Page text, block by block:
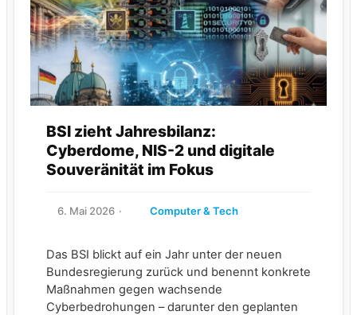
BSI zieht Jahresbilanz:
Cyberdome, NIS-2 und digitale
Souveränität im Fokus
6. Mai 2026 Computer & Tech
Das BSI blickt auf ein Jahr unter der neuen
Bundesregierung zurück und benennt konkrete
Maßnahmen gegen wachsende
Cyberbedrohungen – darunter den geplanten